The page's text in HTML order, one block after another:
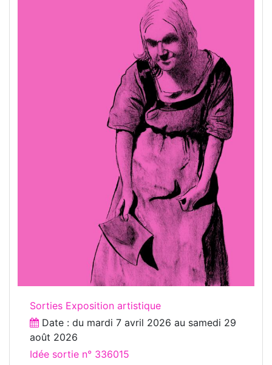
Sorties Exposition artistique
Date : du mardi 7 avril 2026 au samedi 29
août 2026
Idée sortie n° 336015